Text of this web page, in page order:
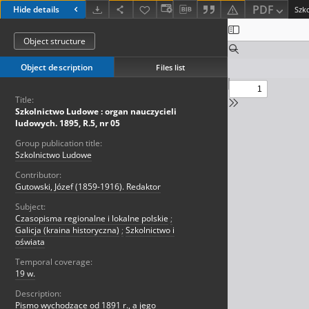
Hide details PDF
Object structure
Object description Files list
Title:
Szkolnictwo Ludowe : organ nauczycieli
ludowych. 1895, R.5, nr 05
Group publication title:
Szkolnictwo Ludowe
Contributor:
Gutowski, Józef (1859-1916). Redaktor
Subject:
Czasopisma regionalne i lokalne polskie ;
Galicja (kraina historyczna) ; Szkolnictwo i
oświata
Temporal coverage:
19 w.
Description:
Pismo wychodzące od 1891 r., a jego